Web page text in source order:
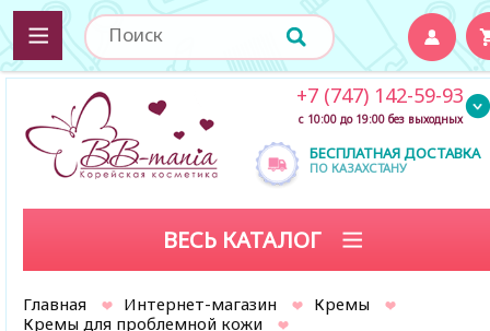
БЕСПЛАТНАЯ ДОСТАВКА
ПО КАЗАХСТАНУ
+7 (747) 142-59-93
с 10:00 до 19:00 без выходных
ВЕСЬ КАТАЛОГ
Главная Интернет-магазин
Кремы
Кремы для проблемной кожи